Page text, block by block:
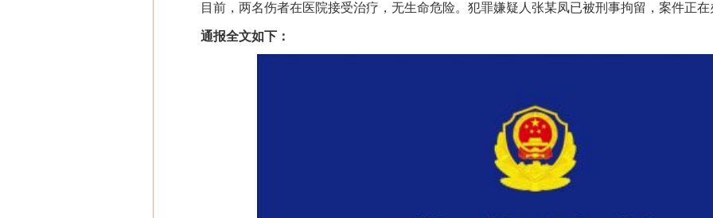
目前，两名伤者在医院接受治疗，无生命危险。犯罪嫌疑人张某凤已被刑事拘留，案件正在
通报全文如下：